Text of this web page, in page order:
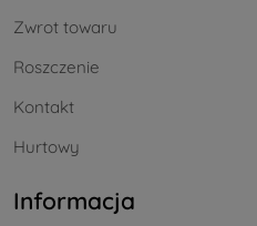
Zwrot towaru
Roszczenie
Kontakt
Hurtowy
Informacja